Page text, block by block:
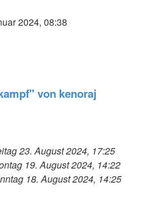
2024, 08:38
von kenoraj
23. August 2024, 17:25
19. August 2024, 14:22
18. August 2024, 14:25